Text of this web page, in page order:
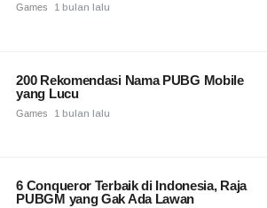
Games 1 bulan lalu
200 Rekomendasi Nama PUBG Mobile
yang Lucu
Games 1 bulan lalu
6 Conqueror Terbaik di Indonesia, Raja
PUBGM yang Gak Ada Lawan